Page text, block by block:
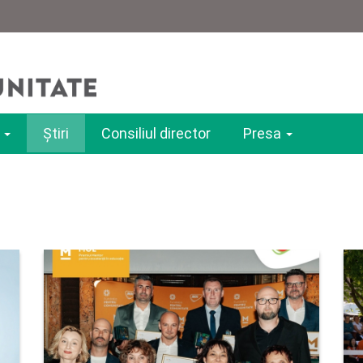
Ştiri Consiliul director Presa